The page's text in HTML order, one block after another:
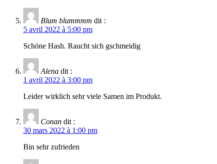
Blum blummmm dit :
5 avril 2022 à 5:00 pm
Schöne Hash. Raucht sich gschmeidig
Alena dit :
1 avril 2022 à 3:00 pm
Leider wirklich sehr viele Samen im Produkt.
Conan dit :
30 mars 2022 à 1:00 pm
Bin sehr zufrieden